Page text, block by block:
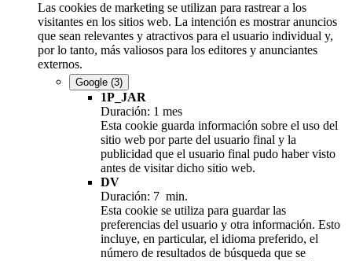
Las cookies de marketing se utilizan para rastrear a los
visitantes en los sitios web. La intención es mostrar anuncios
que sean relevantes y atractivos para el usuario individual y,
por lo tanto, más valiosos para los editores y anunciantes
externos.
Google (3)
1P_JAR
Duración: 1 mes
Esta cookie guarda información sobre el uso del
sitio web por parte del usuario final y la
publicidad que el usuario final pudo haber visto
antes de visitar dicho sitio web.
DV
Duración: 7 min.
Esta cookie se utiliza para guardar las
preferencias del usuario y otra información. Esto
incluye, en particular, el idioma preferido, el
número de resultados de búsqueda que se